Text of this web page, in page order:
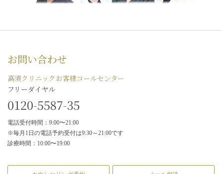
お問い合わせ
高須クリニックお客様コールセンター
フリーダイヤル
0120-5587-35
電話受付時間：9:00〜21:00
※毎月1日の電話予約受付は9:30～21:00です
診療時間：10:00〜19:00